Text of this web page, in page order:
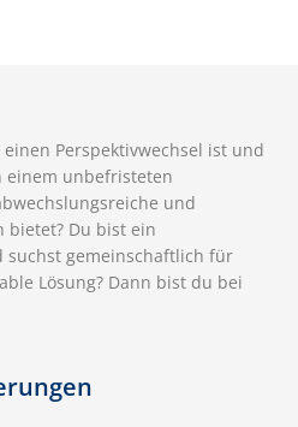
Perspektivwechsel ist und
einem unbefristeten
und
bietet? Du bist ein
suchst gemeinschaftlich für
Lösung? Dann bist du bei